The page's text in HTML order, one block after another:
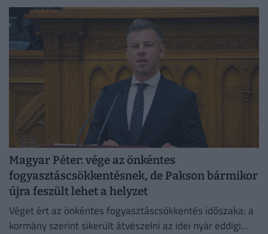
Magyar Péter: vége az önkéntes
fogyasztáscsökkentésnek, de Pakson bármikor
újra feszült lehet a helyzet
Véget ért az önkéntes fogyasztáscsökkentés időszaka: a
kormány szerint sikerült átvészelni az idei nyár eddigi